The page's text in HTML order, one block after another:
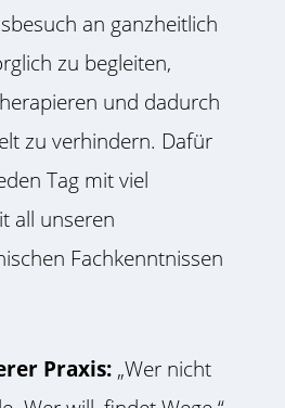
an ganzheitlich
zu begleiten,
und dadurch
zu verhindern. Dafür
Tag mit viel
all unseren
Fachkenntnissen
Praxis:„Wer nicht